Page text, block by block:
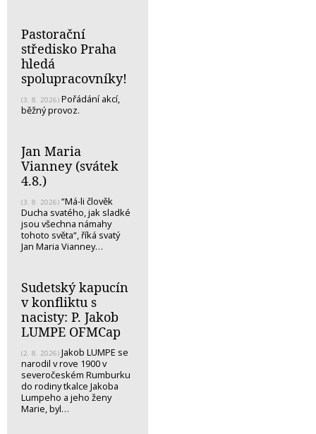
Pastorační
středisko Praha
hledá
spolupracovníky!
(3. 8. 2026) Pořádání akcí,
běžný provoz.
Jan Maria
Vianney (svátek
4.8.)
(3. 8. 2026) “Má-li člověk
Ducha svatého, jak sladké
jsou všechna námahy
tohoto světa“, říká svatý
Jan Maria Vianney…
Sudetský kapucín
v konfliktu s
nacisty: P. Jakob
LUMPE OFMCap
(2. 8. 2026) Jakob LUMPE se
narodil v rove 1900 v
severočeském Rumburku
do rodiny tkalce Jakoba
Lumpeho a jeho ženy
Marie, byl…